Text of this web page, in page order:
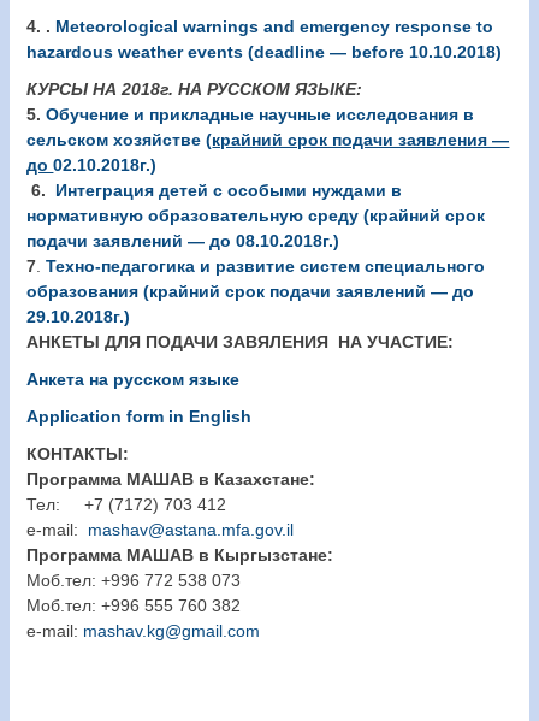
4. . Meteorological warnings and emergency response to
hazardous weather events (deadline — before 10.10.2018)
КУРСЫ НА 2018г. НА РУССКОМ ЯЗЫКЕ:
5. Обучение и прикладные научные исследования в
сельском хозяйстве (крайний срок подачи заявления —
до02.10.2018г.)
6.
Интеграция детей с особыми нуждами в
нормативную образовательную среду (крайний срок
подачи заявлений — до 08.10.2018г.)
7 .Техно-педагогика и развитие систем специального
образования (крайний срок подачи заявлений — до
29.10.2018г.)
АНКЕТЫ ДЛЯ ПОДАЧИ ЗАВЯЛЕНИЯ НА УЧАСТИЕ:
Анкета на русском языке
Application form in English
КОНТАКТЫ:
Программа МАШАВ в Казахстане:
Тел:+7 (7172) 703 412
e-mail: mashav@astana.mfa.gov.il
Программа МАШАВ в Кыргызстане:
Моб.тел:+996 772 538 073
Моб.тел:+996 555 760 382
e-mail: mashav.kg@gmail.com